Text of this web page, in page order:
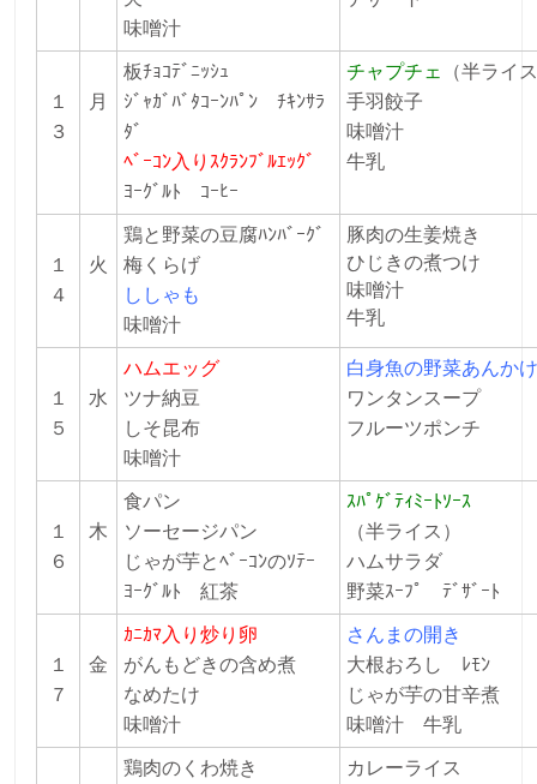
味噌汁
１
３
月
板ﾁｮｺﾃﾞﾆｯｼｭ
ｼﾞｬｶﾞﾊﾞﾀｺｰﾝﾊﾟﾝ ﾁｷﾝｻﾗ
ﾀﾞ
ﾍﾞｰｺﾝ入りｽｸﾗﾝﾌﾞﾙｴｯｸﾞ
ﾖｰｸﾞﾙﾄ ｺｰﾋｰ
チャプチェ
（半ライ
手羽餃子
味噌汁
牛乳
１
４
火
鶏と野菜の豆腐ﾊﾝﾊﾞｰｸﾞ
梅くらげ
ししゃも
味噌汁
豚肉の生姜焼き
ひじきの煮つけ
味噌汁
牛乳
１
５
水
ハムエッグ
ツナ納豆
しそ昆布
味噌汁
白身魚の野菜あんか
ワンタンスープ
フルーツポンチ
１
６
木
食パン
ソーセージパン
じゃが芋とﾍﾞｰｺﾝのｿﾃｰ
ﾖｰｸﾞﾙﾄ紅茶
ｽﾊﾟｹﾞﾃｨﾐｰﾄｿｰｽ
（半ライス）
ハムサラダ
野菜ｽｰﾌﾟ ﾃﾞｻﾞｰﾄ
１
７
金
ｶﾆｶﾏ入り炒り卵
がんもどきの含め煮
なめたけ
味噌汁
さんまの開き
大根おろし ﾚﾓﾝ
じゃが芋の甘辛煮
味噌汁 牛乳
鶏肉のくわ焼き
カレーライス